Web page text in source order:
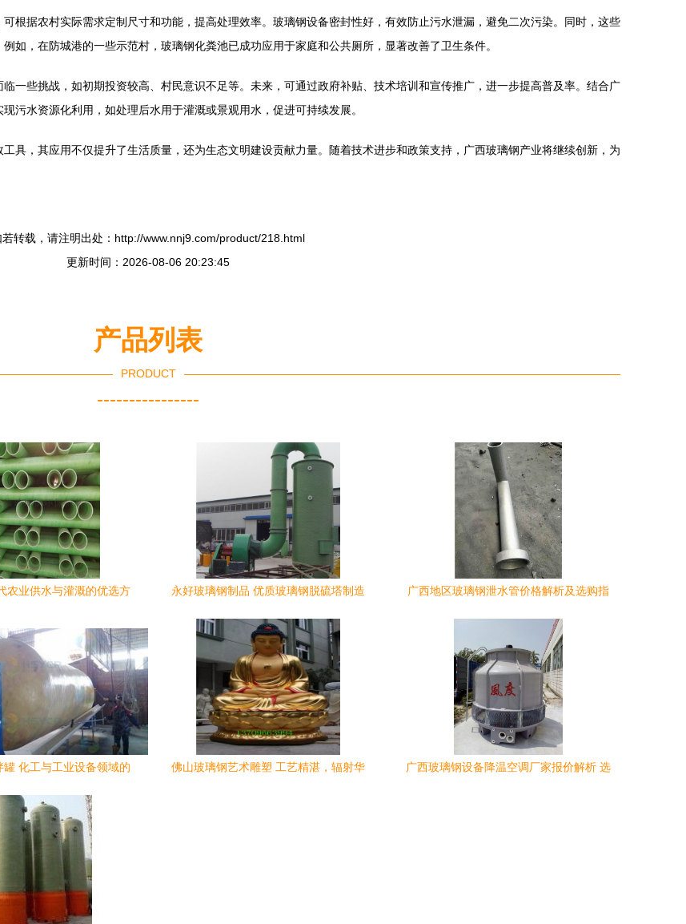
根据农村实际需求定制尺寸和功能，提高处理效率。玻璃钢设备密封性好，有效防止污水泄漏，避免二次污染。同时，这些
如，在防城港的一些示范村，玻璃钢化粪池已成功应用于家庭和公共厕所，显著改善了卫生条件。
一些挑战，如初期投资较高、村民意识不足等。未来，可通过政府补贴、技术培训和宣传推广，进一步提高普及率。结合广
污水资源化利用，如处理后水用于灌溉或景观用水，促进可持续发展。
具，其应用不仅提升了生活质量，还为生态文明建设贡献力量。随着技术进步和政策支持，广西玻璃钢产业将继续创新，为
若转载，请注明出处：http://www.nnj9.com/product/218.html
更新时间：2026-08-06 20:23:45
产品列表
PRODUCT
----------------
农业供水与灌溉的优选方
永好玻璃钢制品 优质玻璃钢脱硫塔制造
广西地区玻璃钢泄水管价格解析及选购指
罐 化工与工业设备领域的
佛山玻璃钢艺术雕塑 工艺精湛，辐射华
广西玻璃钢设备降温空调厂家报价解析 选